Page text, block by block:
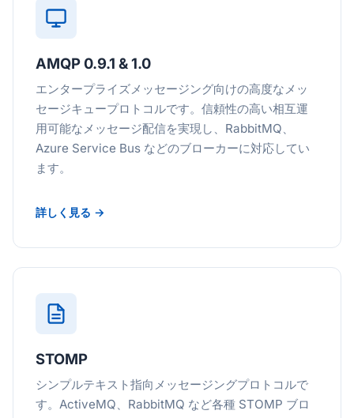
AMQP 0.9.1 & 1.0
エンタープライズメッセージング向けの高度なメッ
セージキュープロトコルです。信頼性の高い相互運
用可能なメッセージ配信を実現し、RabbitMQ、
Azure Service Bus などのブローカーに対応してい
ます。
詳しく見る →
STOMP
シンプルテキスト指向メッセージングプロトコルで
す。ActiveMQ、RabbitMQ など各種 STOMP ブロ